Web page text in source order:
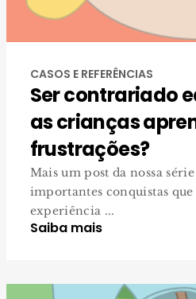
CASOS E REFERÊNCIAS
Ser contrariado
as crianças
frustrações?
Mais um post da nossa
importantes conquistas que
experiência ...
Saiba mais